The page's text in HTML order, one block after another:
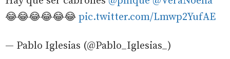
😂😂😂😂😂😂 pic.twitter.com/Lmwp2YufAE
— Pablo Iglesias (@Pablo_Iglesias_)